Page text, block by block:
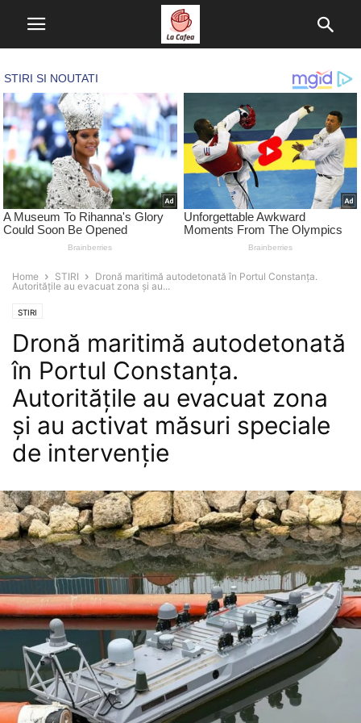
Home STIRI
Dronă maritimă autodetonată în Portul Constanța.
Autoritățile au evacuat zona și au...
STIRI
Dronă maritimă autodetonată
în Portul Constanța.
Autoritățile au evacuat zona
și au activat măsuri speciale
de intervenție